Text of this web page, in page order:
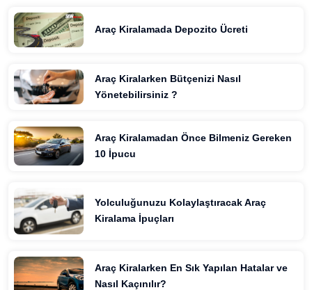
Araç Kiralamada Depozito Ücreti
Araç Kiralarken Bütçenizi Nasıl
Yönetebilirsiniz ?
Araç Kiralamadan Önce Bilmeniz Gereken
10 İpucu
Yolculuğunuzu Kolaylaştıracak Araç
Kiralama İpuçları
Araç Kiralarken En Sık Yapılan Hatalar ve
Nasıl Kaçınılır?